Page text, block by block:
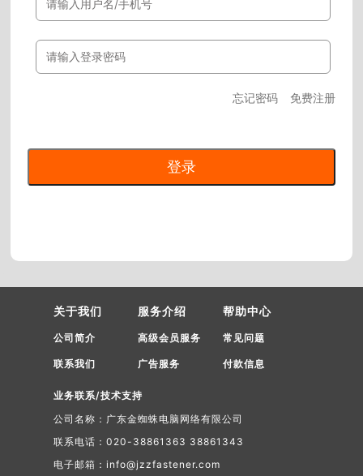
忘记密码 免费注册
关于我们
公司简介
联系我们
服务介绍
高级会员服务
广告服务
帮助中心
常见问题
付款信息
业务联系/技术支持
公司名称：广东金蜘蛛电脑网络有限公司
联系电话：020-38861363 38861343
电子邮箱：info@jzzfastener.com